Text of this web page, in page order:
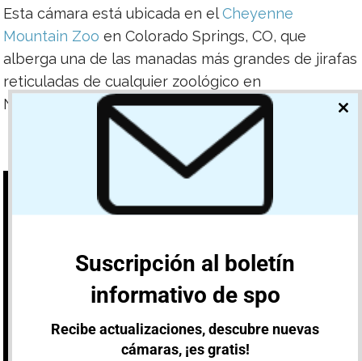
Esta cámara está ubicada en elCheyenne
Mountain Zoo en Colorado Springs, CO, que
alberga una de las manadas más grandes de jirafas
reticuladas de cualquier zoológico en
Norteamérica.
Suscripción al boletín
informativo de spo
Recibe actualizaciones, descubre nuevas
cámaras, ¡es gratis!